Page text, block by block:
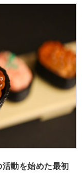
動を始めた最初